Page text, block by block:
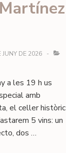
JUNY DE 2026
a les 19 h us
amb
el celler històric
5 vins: un
dos …